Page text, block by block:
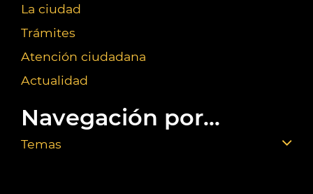
La ciudad
Trámites
Atención ciudadana
Actualidad
Navegación por...
Temas